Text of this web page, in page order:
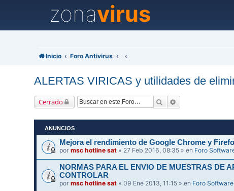
zonavirus
Inicio Foro Antivirus
ALERTAS VIRICAS y utilidades de
Cerrado Buscar
ANUNCIOS
Mejora el rendimiento de Google Chrome y
pormsc hotline sat » 27 Feb 2016, 08:35 » en Foro
NORMAS PARA EL ENVIO DE MUESTRAS DE
CONTROLAR
pormsc hotline sat » 09 Ene 2013, 11:15 » en Foro Software